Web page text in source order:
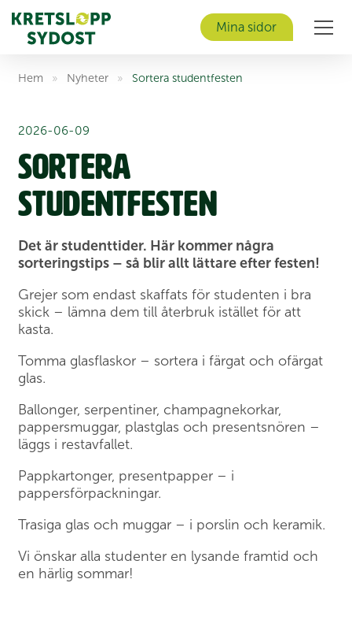
Mina sidor
Hem » Nyheter » Sortera studentfesten
2026-06-09
Sortera
studentfesten
Det är studenttider. Här kommer några
sorteringstips – så blir allt lättare efter festen!
Grejer som endast skaffats för studenten i bra
skick – lämna dem till återbruk istället för att
kasta.
Tomma glasflaskor – sortera i färgat och ofärgat
glas.
Ballonger, serpentiner, champagnekorkar,
pappersmuggar, plastglas och presentsnören –
läggs i restavfallet.
Pappkartonger, presentpapper – i
pappersförpackningar.
Trasiga glas och muggar – i porslin och keramik.
Vi önskar alla studenter en lysande framtid och
en härlig sommar!